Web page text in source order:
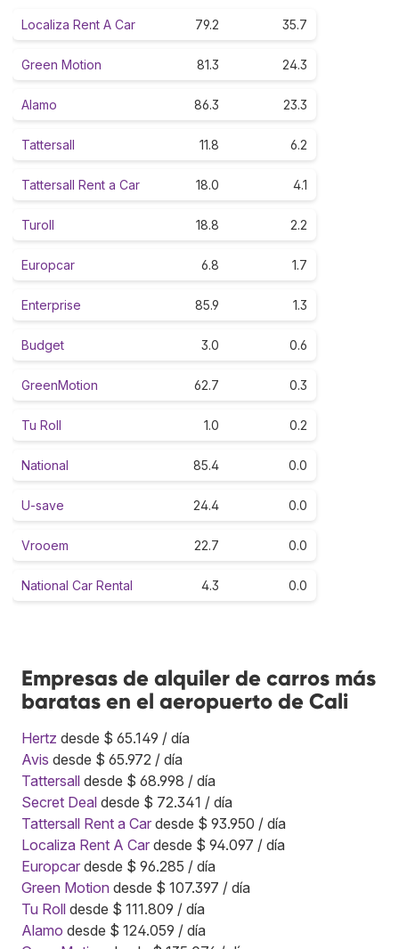
Localiza Rent A Car 79.2 35.7
Green Motion 81.3 24.3
Alamo 86.3 23.3
Tattersall 11.8 6.2
Tattersall Rent a Car 18.0 4.1
Turoll 18.8 2.2
Europcar 6.8 1.7
Enterprise 85.9 1.3
Budget 3.0 0.6
GreenMotion 62.7 0.3
Tu Roll 1.0 0.2
National 85.4 0.0
U-save 24.4 0.0
Vrooem 22.7 0.0
National Car Rental 4.3 0.0
Empresas de alquiler de carros más
baratas en el aeropuerto de Cali
Hertz desde $ 65.149 / día
Avis desde $ 65.972 / día
Tattersall desde $ 68.998 / día
Secret Deal desde $ 72.341 / día
Tattersall Rent a Car desde $ 93.950 / día
Localiza Rent A Car desde $ 94.097 / día
Europcar desde $ 96.285 / día
Green Motion desde $ 107.397 / día
Tu Roll desde $ 111.809 / día
Alamo desde $ 124.059 / día